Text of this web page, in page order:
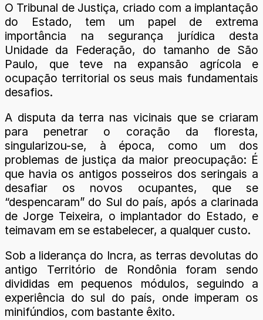
O Tribunal de Justiça, criado com a implantação
do Estado, tem um papel de extrema
importância na segurança jurídica desta
Unidade da Federação, do tamanho de São
Paulo, que teve na expansão agrícola e
ocupação territorial os seus mais fundamentais
desafios.
A disputa da terra nas vicinais que se criaram
para penetrar o coração da floresta,
singularizou-se, à época, como um dos
problemas de justiça da maior preocupação: É
que havia os antigos posseiros dos seringais a
desafiar os novos ocupantes, que se
“despencaram” do Sul do país, após a clarinada
de Jorge Teixeira, o implantador do Estado, e
teimavam em se estabelecer, a qualquer custo.
Sob a liderança do Incra, as terras devolutas do
antigo Território de Rondônia foram sendo
divididas em pequenos módulos, seguindo a
experiência do sul do país, onde imperam os
minifúndios, com bastante êxito.